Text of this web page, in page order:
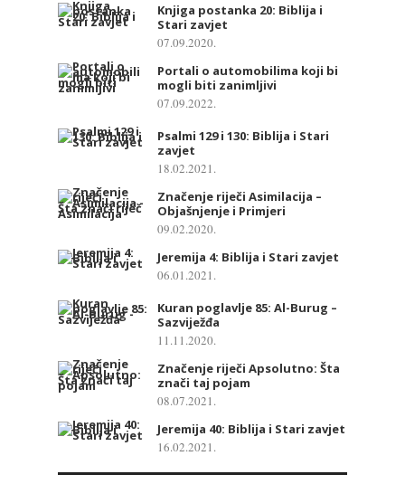
Knjiga postanka 20: Biblija i
Stari zavjet
07.09.2020.
Portali o automobilima koji bi
mogli biti zanimljivi
07.09.2022.
Psalmi 129 i 130: Biblija i Stari
zavjet
18.02.2021.
Značenje riječi Asimilacija –
Objašnjenje i Primjeri
09.02.2020.
Jeremija 4: Biblija i Stari zavjet
06.01.2021.
Kuran poglavlje 85: Al-Burug –
Sazviježđa
11.11.2020.
Značenje riječi Apsolutno: Šta
znači taj pojam
08.07.2021.
Jeremija 40: Biblija i Stari zavjet
16.02.2021.